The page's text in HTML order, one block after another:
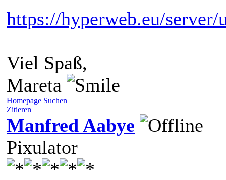
https://hyperweb.eu/
Viel Spaß,
Mareta
Homepage Suchen
Zitieren
Manfred Aabye
Pixulator